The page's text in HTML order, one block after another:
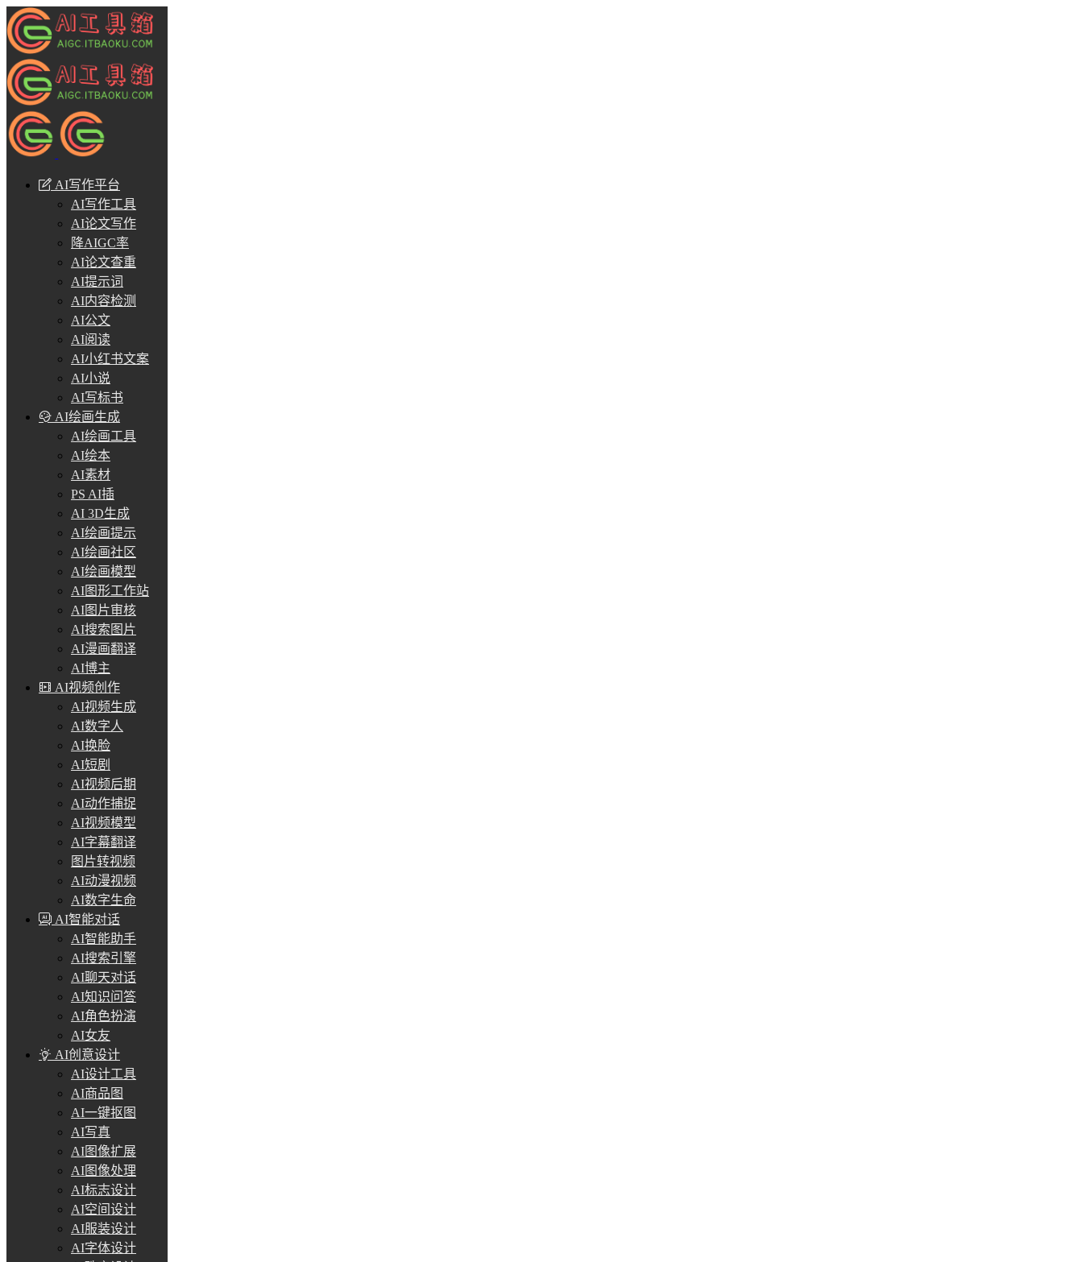
AI写作平台
AI写作工具
AI论文写作
降AIGC率
AI论文查重
AI提示词
AI内容检测
AI公文
AI阅读
AI小红书文案
AI小说
AI写标书
AI绘画生成
AI绘画工具
AI绘本
AI素材
PS AI插
AI 3D生成
AI绘画提示
AI绘画社区
AI绘画模型
AI图形工作站
AI图片审核
AI搜索图片
AI漫画翻译
AI博主
AI视频创作
AI视频生成
AI数字人
AI换脸
AI短剧
AI视频后期
AI动作捕捉
AI视频模型
AI字幕翻译
图片转视频
AI动漫视频
AI数字生命
AI智能对话
AI智能助手
AI搜索引擎
AI聊天对话
AI知识问答
AI角色扮演
AI女友
AI创意设计
AI设计工具
AI商品图
AI一键抠图
AI写真
AI图像扩展
AI图像处理
AI标志设计
AI空间设计
AI服装设计
AI字体设计